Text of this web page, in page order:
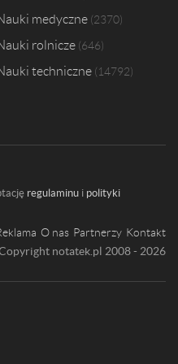
medyczne 2370
rolnicze 646
techniczne 14792
regulaminu i polityki
O nas Partnerzy Kontakt
notatek.pl 2008 - 2026